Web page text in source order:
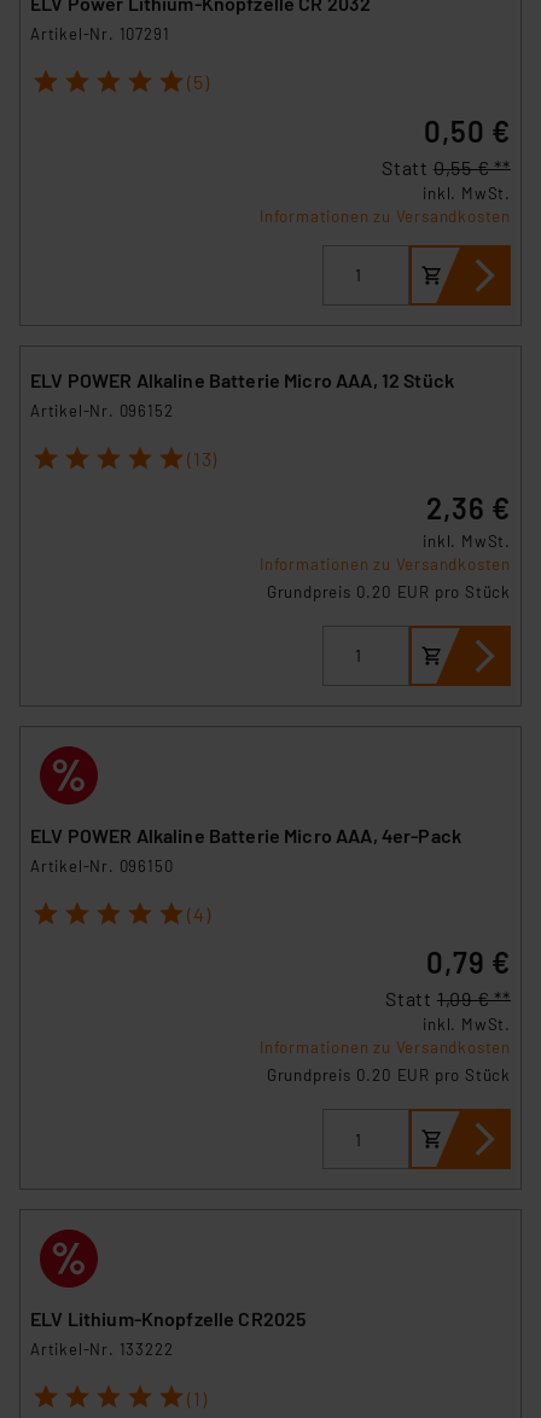
hiergegen Klagemöglichkeiten für Europäer bestehen.
Unsere Kooperation mit diesen Dienstleistern stützt
sich auf die Standarddatenschutzklauseln der
insbesondere der Art der übermittelten Daten,
Artikel-Nr. 107291
1 2 3 4 5 (5)
0,50 €
Statt 0,55 € **
inkl. MwSt.
Informationen zu Versandkosten
ELV POWER Alkaline Batterie Micro AAA, 12 Stück
Artikel-Nr. 096152
1 2 3 4 5 (13)
2,36 €
inkl. MwSt.
Informationen zu Versandkosten
Grundpreis 0.20 EUR pro Stück
ELV POWER Alkaline Batterie Micro AAA, 4er-Pack
Artikel-Nr. 096150
1 2 3 4 5 (4)
0,79 €
Statt 1,09 € **
inkl. MwSt.
Informationen zu Versandkosten
Grundpreis 0.20 EUR pro Stück
ELV Lithium-Knopfzelle CR2025
Artikel-Nr. 133222
1 2 3 4 5 (1)